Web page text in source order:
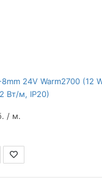
24V Warm2700 (12
Вт/м, IP20)
/ м.